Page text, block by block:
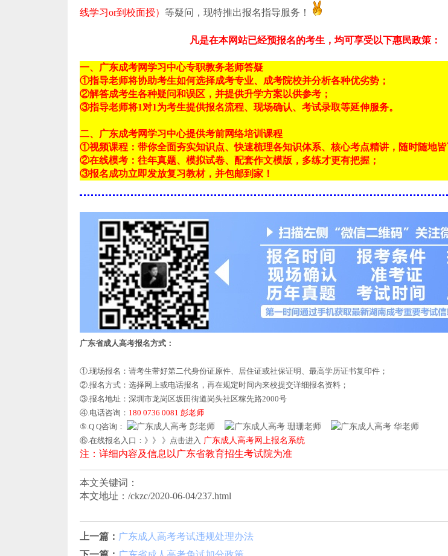
线学习or到校面授） 等疑问，现特推出报名指导服务！
凡是在本网站已经预报名的考生，均可享受以下惠民政策：
一、广东成考网学习中心专职教务老师答疑
①指导老师将协助考生如何选择成考专业、成考院校并分析各种优劣势；
②解答成考生各种疑问和误区，并提供升学方案以供参考；
③指导老师将1对1为考生提供报名流程、现场确认、考试录取等延伸服务。
二、广东成考网学习中心提供考前网络培训课程
①视频课程：带你全面夯实知识点、快速梳理各知识体系、核心考点精讲，随时随地皆
②在线模考：往年真题、模拟试卷、配套作文模版，多练才更有把握；
③报名成功立即发放复习教材，并包邮到家！
广东省成人高考报名方式：
①.现场报名：请考生带好第二代身份证原件、居住证或社保证明、最高学历证书复印件；
②.报名方式：选择网上或电话报名，再在规定时间内来校提交详细报名资料；
③.报名地址：深圳市龙岗区坂田街道岗头社区稼先路2000号
④.电话咨询： 180 0736 0081 彭老师
⑤.Q Q咨询：
彭老师 珊珊老师
华老师
⑥.在线报名入口：》》 》点击进入 广东成人高考网上报名系统
注：详细内容及信息以广东省教育招生考试院为准
本文关键词：
本文地址：/ckzc/2020-06-04/237.html
上一篇： 广东成人高考考试违规处理办法